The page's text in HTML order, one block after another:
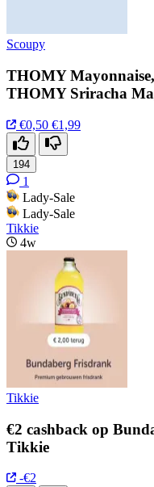
Scoupy
THOMY
THOMY Sriracha
€0,50 €1,99
194
1
Lady-Sale
Lady-Sale
Tikkie
4w
Tikkie
€2 cashback op
Tikkie
-€2